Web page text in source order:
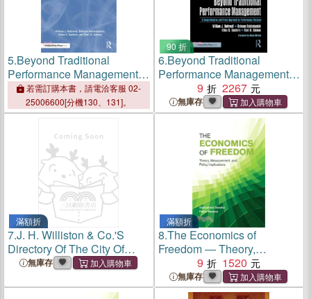
5.Beyond Traditional
Performance Management：
A Comprehensive and Fresh
Approach to Performance
Reviews
若需訂購本書，請電洽客服 02-
25006600[分機130、131]。
90 折
6.Beyond Traditional
Performance Management：
A Comprehensive and Fresh
Approach to Performance
Reviews
9 2267
無庫存
滿額折
7.J. H. Williston & Co.'S
Directory Of The City Of
Cleveland To Which Is
Directory For 1859-60
無庫存
滿額折
8.The Economics of
Freedom ― Theory,
Measurement, and Policy
Implications
9 1520
無庫存